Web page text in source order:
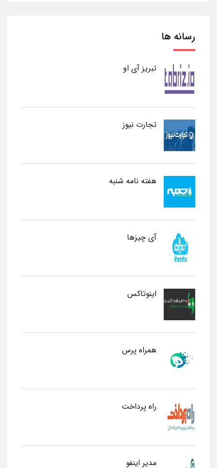
رسانه ها
تبریز آی او
تجارت نیوز
هفته نامه شنبه
آی چیزها
اینوتاکس
همراه پرس
راه پرداخت
مدیر اینفو